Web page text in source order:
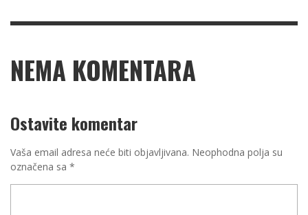
NEMA KOMENTARA
Ostavite komentar
Vaša email adresa neće biti objavljivana. Neophodna polja su
označena sa *